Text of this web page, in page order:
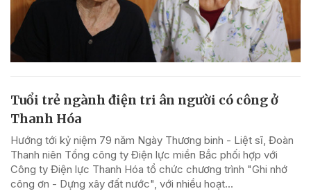
Tuổi trẻ ngành điện tri ân người có công ở
Thanh Hóa
Hướng tới kỷ niệm 79 năm Ngày Thương binh - Liệt sĩ, Đoàn
Thanh niên Tổng công ty Điện lực miền Bắc phối hợp với
Công ty Điện lực Thanh Hóa tổ chức chương trình "Ghi nhớ
công ơn - Dựng xây đất nước", với nhiều hoạt...